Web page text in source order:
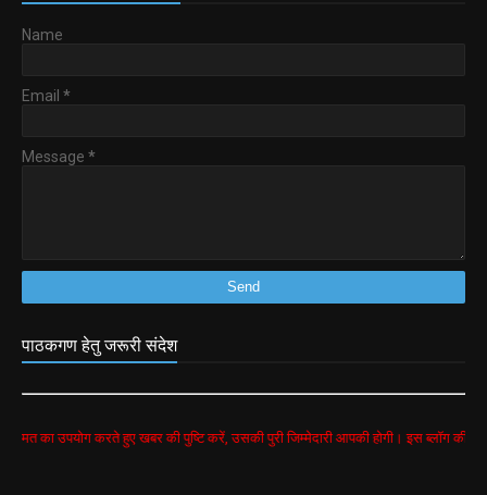
Name
Email *
Message *
पाठकगण हेतु जरूरी संदेश
हुए खबर की पुष्टि करें, उसकी पुरी जिम्मेदारी आपकी होगी। इस ब्लॉग की सभी